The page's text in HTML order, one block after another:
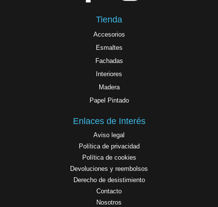
Tienda
Accesorios
Esmaltes
Fachadas
Interiores
Madera
Papel Pintado
Enlaces de Interés
Aviso legal
Política de privacidad
Política de cookies
Devoluciones y reembolsos
Derecho de desistimiento
Contacto
Nosotros